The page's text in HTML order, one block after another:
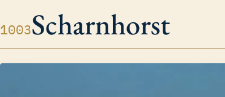
1003Scharnhorst